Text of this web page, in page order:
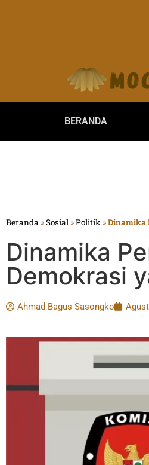
BERANDA
Beranda »Sosial »Politik »Dinamika
Dinamika
Demokrasi
Ahmad Bagus Sasongko